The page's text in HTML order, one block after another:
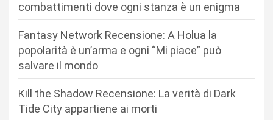
combattimenti dove ogni stanza è un enigma
Fantasy Network Recensione: A Holua la
popolarità è un’arma e ogni “Mi piace” può
salvare il mondo
Kill the Shadow Recensione: La verità di Dark
Tide City appartiene ai morti